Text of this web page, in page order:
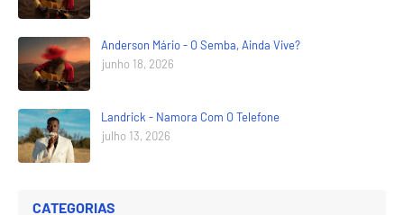
Anderson Mário - O Semba, Ainda Vive?
junho 18, 2026
Landrick - Namora Com O Telefone
julho 13, 2026
CATEGORIAS